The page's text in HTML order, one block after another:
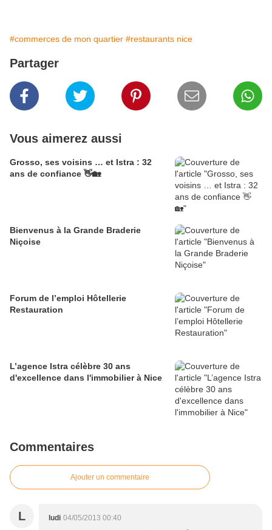
#commerces de mon quartier #restaurants nice
Partager
Vous aimerez aussi
Grosso, ses voisins … et Istra : 32
ans de confiance 👋🏡
Bienvenus à la Grande Braderie
Niçoise
Forum de l’emploi Hôtellerie
Restauration
L’agence Istra célèbre 30 ans
d'excellence dans l'immobilier à Nice
Commentaires
Ajouter un commentaire
L ludi 04/05/2013 00:40